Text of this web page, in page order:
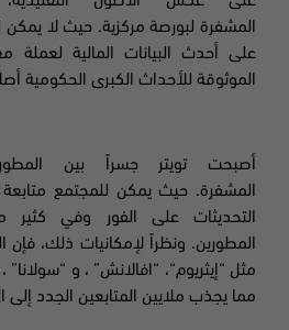
المشفرة لبورصة مركزية. حيث لا
على أحدث البيانات المالية لعملة
الموثوقة للأحداث الكبرى الحكومية
أصبحت تويتر جسراً بين
المشفرة. حيث يمكن للمجتمع متابعة
التحديثات على الفور وفي كثير
المطورين. ونظراً لإمكانيات ذلك،
مثل“ إيثريوم“، “ افالانش” ، و “سولانا” ،
مما يجذب ملايين المتابعين الجدد إلى